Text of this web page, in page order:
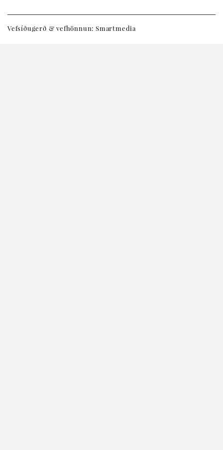
Vefsíðugerð & vefhönnun: Smartmedia